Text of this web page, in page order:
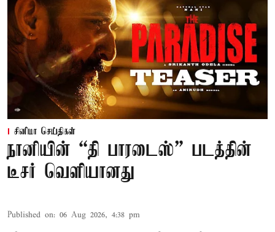
சினிமா செய்திகள்
நானியின் “தி பாரடைஸ்” படத்தின்
டீசர் வெளியானது
Published on: 06 Aug 2026, 4:38 pm